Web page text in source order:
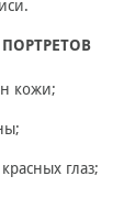
кожи;
глаз;